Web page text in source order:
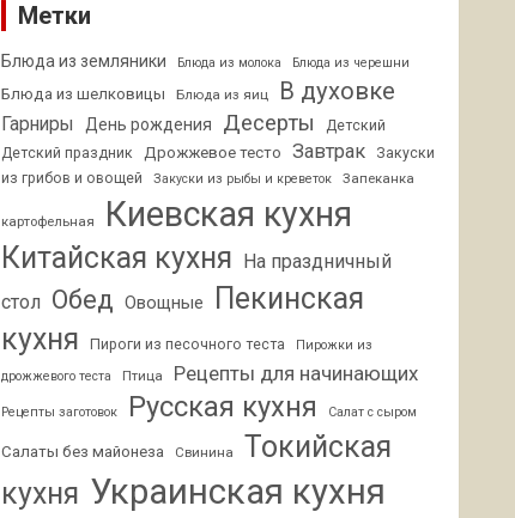
Метки
Блюда из земляники Блюда из молока Блюда из черешни
Блюда из шелковицы Блюда из яиц В духовке
Гарниры День рождения Десерты
Детский
Детский праздник
Дрожжевое тесто Завтрак
Закуски
из грибов и овощей
Закуски из рыбы и креветок Запеканка
картофельная Киевская кухня
Китайская кухня На праздничный
стол Обед Овощные
Пекинская
кухня
Пироги из песочного теста
Пирожки из
дрожжевого теста
Птица Рецепты для начинающих
Рецепты заготовок Русская кухня Салат с сыром
Салаты без майонеза Свинина
Токийская
кухня Украинская кухня